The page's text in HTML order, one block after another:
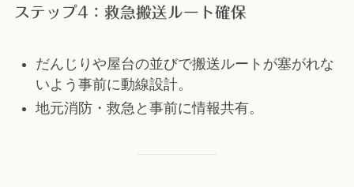
ステップ4：救急搬送ルート確保
だんじりや屋台の並びで搬送ルートが塞がれな
いよう事前に動線設計。
地元消防・救急と事前に情報共有。